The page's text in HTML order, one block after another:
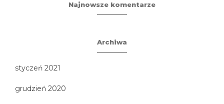
Najnowsze komentarze
Archiwa
styczeń 2021
grudzień 2020